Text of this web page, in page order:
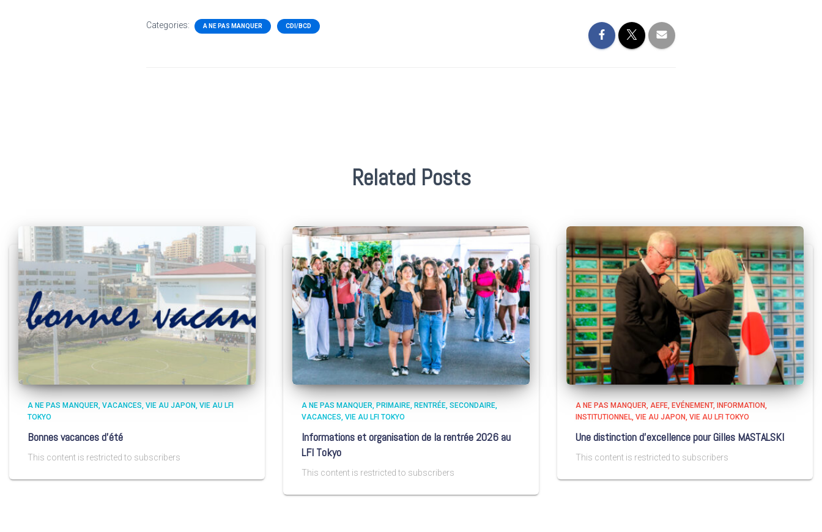
Categories: A NE PAS MANQUER CDI/BCD
Related Posts
A NE PAS MANQUER VACANCES VIE AU JAPON VIE AU LFI
TOKYO
Bonnes vacances d’été
This content is restricted to subscribers
A NE PAS MANQUER PRIMAIRE RENTRÉE SECONDAIRE
VACANCES VIE AU LFI TOKYO
Informations et organisation de la rentrée 2026 au
LFI Tokyo
This content is restricted to subscribers
A NE PAS MANQUER AEFE EVÉNEMENT
INFORMATION
INSTITUTIONNEL VIE AU JAPON VIE AU LFI TOKYO
Une distinction d’excellence pour Gilles MASTALSKI
This content is restricted to subscribers